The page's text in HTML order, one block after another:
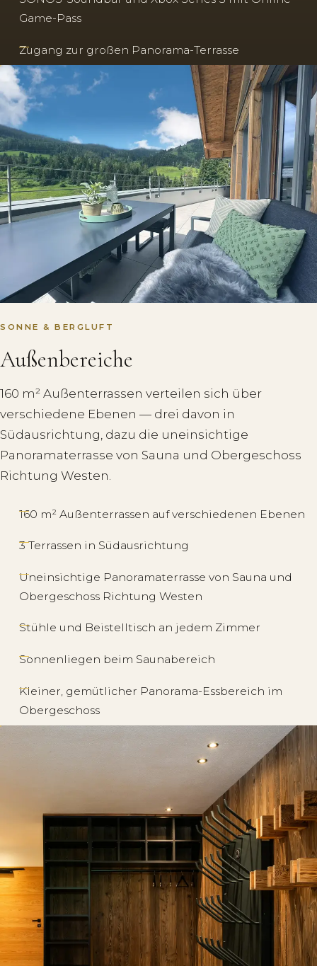
Game-Pass
Zugang zur großen Panorama-Terrasse
SONNE & BERGLUFT
Außenbereiche
160 m² Außenterrassen verteilen sich über
verschiedene Ebenen — drei davon in
Südausrichtung, dazu die uneinsichtige
Panoramaterrasse von Sauna und Obergeschoss
Richtung Westen.
160 m² Außenterrassen auf verschiedenen Ebenen
3 Terrassen in Südausrichtung
Uneinsichtige Panoramaterrasse von Sauna und
Obergeschoss Richtung Westen
Stühle und Beistelltisch an jedem Zimmer
Sonnenliegen beim Saunabereich
Kleiner, gemütlicher Panorama-Essbereich im
Obergeschoss